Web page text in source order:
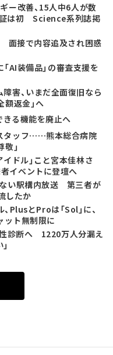
ー改善、15人中6人が数
は初 Science系列誌掲
面接で内容追及され困惑
AI装備品」の審査支援を
害、いまだ全面復旧なら
返金」へ
る機能を廃止へ
タッフ……熊本総合病院
」
ドル」こと宮本佳林さ
イベントに登壇へ
ない駅構内放送 第三者が
したか
PlusとProは「Sol」に、
ット無制限に
診断へ 1220万人分漏え